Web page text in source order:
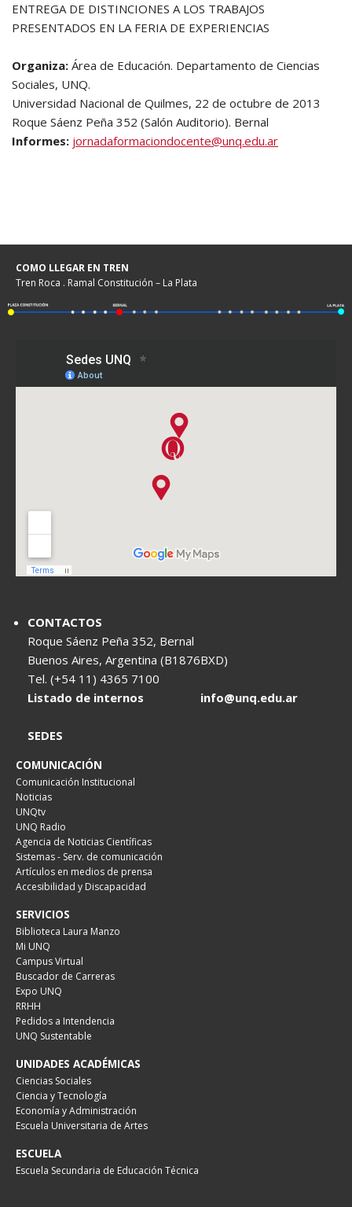
ENTREGA DE DISTINCIONES A LOS TRABAJOS
PRESENTADOS EN LA FERIA DE EXPERIENCIAS
Organiza: Área de Educación. Departamento de Ciencias
Sociales, UNQ.
Universidad Nacional de Quilmes, 22 de octubre de 2013
Roque Sáenz Peña 352 (Salón Auditorio). Bernal
Informes: jornadaformaciondocente@unq.edu.ar
COMO LLEGAR EN TREN
Tren Roca . Ramal Constitución – La Plata
CONTACTOS
Roque Sáenz Peña 352, Bernal
Buenos Aires, Argentina (B1876BXD)
Tel. (+54 11) 4365 7100
Listado de internos
info@unq.edu.ar
SEDES
COMUNICACIÓN
Comunicación Institucional
Noticias
UNQtv
UNQ Radio
Agencia de Noticias Científicas
Sistemas - Serv. de comunicación
Artículos en medios de prensa
Accesibilidad y Discapacidad
SERVICIOS
Biblioteca Laura Manzo
Mi UNQ
Campus Virtual
Buscador de Carreras
Expo UNQ
RRHH
Pedidos a Intendencia
UNQ Sustentable
UNIDADES ACADÉMICAS
Ciencias Sociales
Ciencia y Tecnología
Economía y Administración
Escuela Universitaria de Artes
ESCUELA
Escuela Secundaria de Educación Técnica